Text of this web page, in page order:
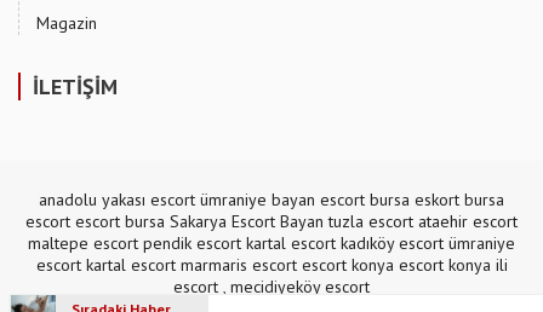
Magazin
İLETİŞİM
anadolu yakası escort ümraniye bayan escort bursa eskort bursa
escort escort bursa Sakarya Escort Bayan tuzla escort ataehir escort
maltepe escort pendik escort kartal escort kadıköy escort ümraniye
escort kartal escort marmaris escort escort konya escort konya ili
escort , mecidiyeköy escort